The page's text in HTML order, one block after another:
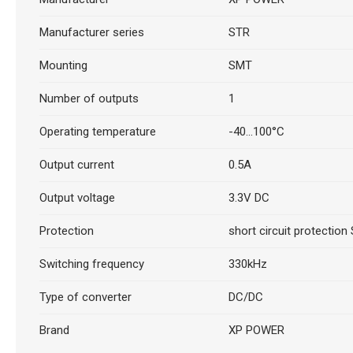
Manufacturer series STR
Mounting SMT
Number of outputs 1
Operating temperature -40...100°C
Output current 0.5A
Output voltage 3.3V DC
Protection short circuit protection
Switching frequency 330kHz
Type of converter DC/DC
Brand XP POWER